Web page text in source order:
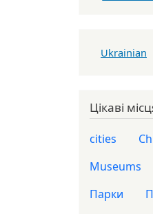
Ukrainian
Цікаві
cities
Museums
Парки